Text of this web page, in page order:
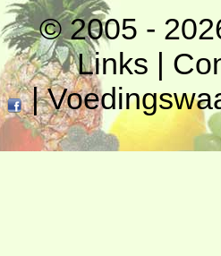
© 2005 -
Links |
|